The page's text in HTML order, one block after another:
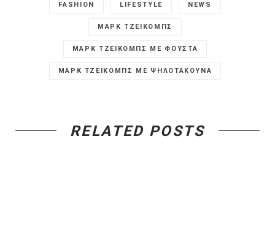
FASHION LIFESTYLE NEWS
ΜΑΡΚ ΤΖΕΙΚΟΜΠΣ
ΜΑΡΚ ΤΖΕΙΚΟΜΠΣ ΜΕ ΦΟΥΣΤΑ
ΜΑΡΚ ΤΖΕΙΚΟΜΠΣ ΜΕ ΨΗΛΟΤΑΚΟΥΝΑ
RELATED POSTS